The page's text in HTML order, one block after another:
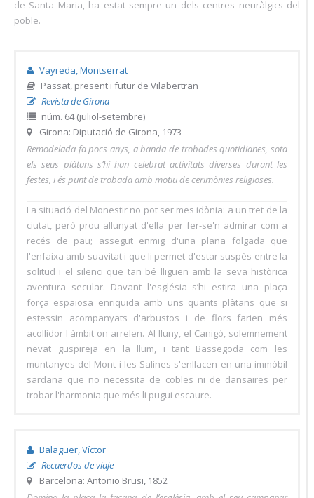
de Santa Maria, ha estat sempre un dels centres neuràlgics del
poble.
Vayreda, Montserrat
Passat, present i futur de Vilabertran
Revista de Girona
núm. 64 (juliol-setembre)
Girona: Diputació de Girona, 1973
Remodelada fa pocs anys, a banda de trobades quotidianes, sota
els seus plàtans s’hi han celebrat activitats diverses durant les
festes, i és punt de trobada amb motiu de cerimònies religioses.
La situació del Monestir no pot ser mes idònia: a un tret de la
ciutat, però prou allunyat d'ella per fer-se'n admirar com a
recés de pau; assegut enmig d'una plana folgada que
l'enfaixa amb suavitat i que li permet d'estar suspès entre la
solitud i el silenci que tan bé lliguen amb la seva històrica
aventura secular. Davant l'església s’hi estira una plaça
força espaiosa enriquida amb uns quants plàtans que si
estessin acompanyats d'arbustos i de flors farien més
acollidor l'àmbit on arrelen. Al lluny, el Canigó, solemnement
nevat guspireja en la llum, i tant Bassegoda com les
muntanyes del Mont i les Salines s'enllacen en una immòbil
sardana que no necessita de cobles ni de dansaires per
trobar l'harmonia que més li pugui escaure.
Balaguer, Víctor
Recuerdos de viaje
Barcelona: Antonio Brusi, 1852